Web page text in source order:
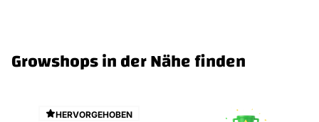
Growshops in der Nähe finden
HERVORGEHOBEN